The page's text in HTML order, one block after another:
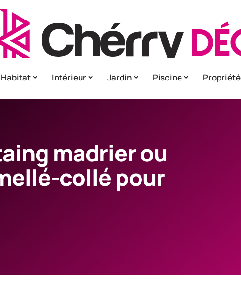
Habitat Intérieur Jardin Piscine Propriété
madrier ou
collé pour